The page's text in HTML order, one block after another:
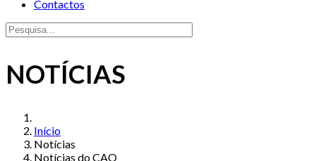
Contactos
NOTÍCIAS
Início
Notícias
Notícias do CAO